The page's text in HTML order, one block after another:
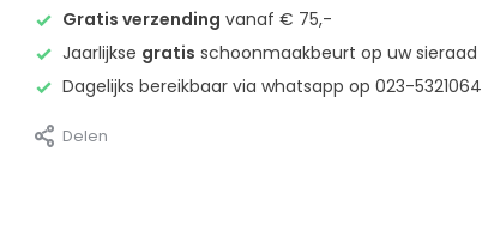
Gratis verzending vanaf € 75,-
Jaarlijkse gratis schoonmaakbeurt op uw sieraad
Dagelijks bereikbaar via whatsapp op 023-5321064
Delen